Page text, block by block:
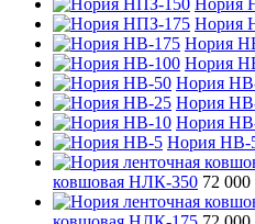
Нория
Нория
Нория
Нория
Нория
Нория
Нория НВ-
ковшовая НЛК-350 72 000